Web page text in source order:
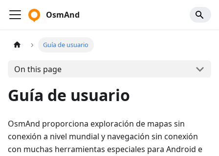
OsmAnd
Guía de usuario
On this page
Guía de usuario
OsmAnd proporciona exploración de mapas sin
conexión a nivel mundial y navegación sin conexión
con muchas herramientas especiales para Android e